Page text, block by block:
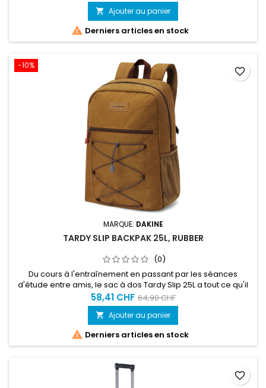
 Ajouter au panier
 Derniers articles en stock
-10%
MARQUE: DAKINE
TARDY SLIP BACKPAK 25L, RUBBER
(0)
Du cours à l'entraînement en passant par les séances
d'étude entre amis, le sac à dos Tardy Slip 25L a tout ce qu'il
faut pour vous permettre d'aller de l'avant toute la journée et
même au-delà.
58,41 CHF 64,90 CHF
 Ajouter au panier
 Derniers articles en stock
favorite_border
favorite_border